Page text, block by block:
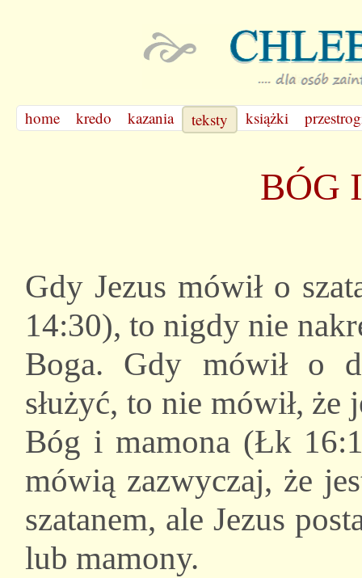
home kredo kazania teksty książki
BÓG
Gdy Jezus mówił o
14:30), to nigdy nie
Boga. Gdy mówił o
służyć, to nie mówił, że
Bóg i mamona (Łk
mówią zazwyczaj, że
szatanem, ale Jezus
lub mamony.